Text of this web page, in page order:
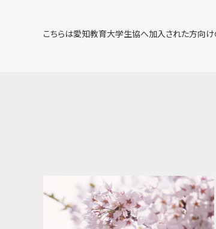
こちらは愛知教育大学生協へ加入された方向け